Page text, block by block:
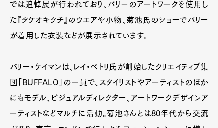
では追悼展が行われており、バリーのアートワークを使用し
た『タケオキクチ』のウエアや小物、菊池氏のショーでバリー
が着用した衣装などが展示されています。
バリー・ケイマンは、レイ・ペトリ氏が創始したクリエイティブ集
団「BUFFALO」の一員で、スタイリストやアーティストのほか
にもモデル、ビジュアルディレクター、アートワークデザインア
ーティストなどマルチに活動。菊池さんとは80年代から交流